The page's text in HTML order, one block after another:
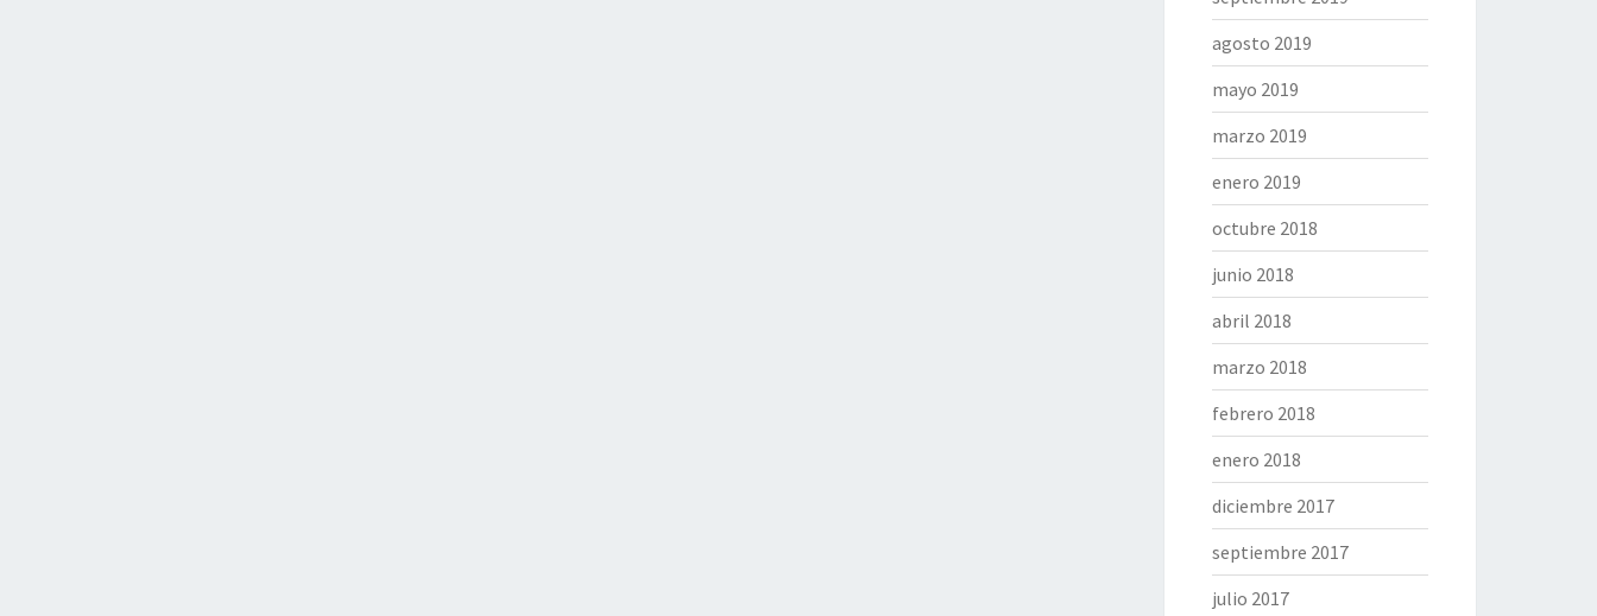
agosto 2019
mayo 2019
marzo 2019
enero 2019
octubre 2018
junio 2018
abril 2018
marzo 2018
febrero 2018
enero 2018
diciembre 2017
septiembre 2017
julio 2017